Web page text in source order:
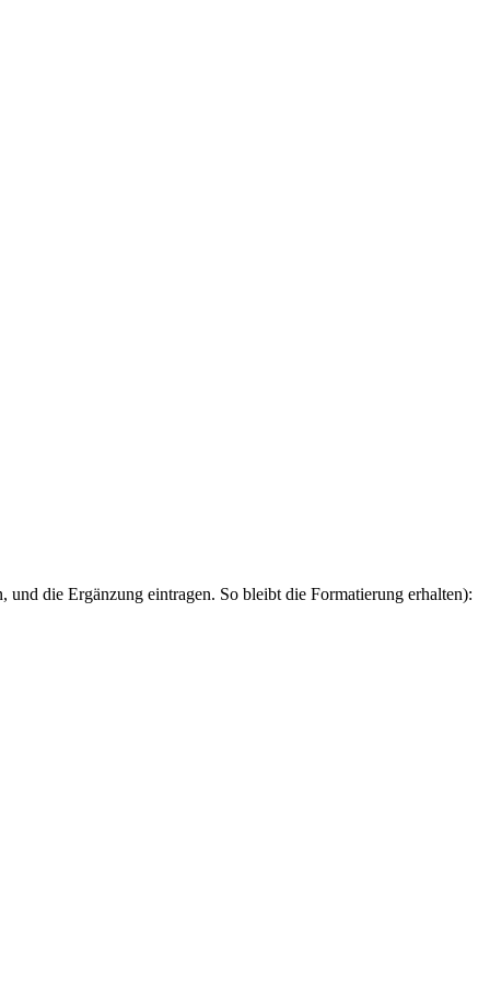
und die Ergänzung eintragen. So bleibt die Formatierung erhalten):